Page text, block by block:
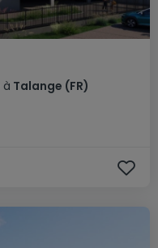
à Talange (FR)